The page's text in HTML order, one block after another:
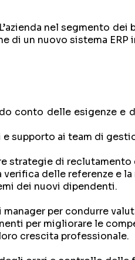
nel segmento dei
di un nuovo sistema ERP
conto delle esigenze
supporto ai team di
strategie di reclutamento
delle referenze e
dei nuovi dipendenti.
per condurre
per migliorare le
crescita professionale.